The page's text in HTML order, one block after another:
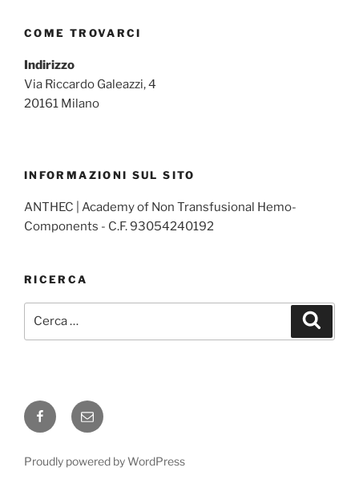
COME TROVARCI
Indirizzo
Via Riccardo Galeazzi, 4
20161 Milano
INFORMAZIONI SUL SITO
ANTHEC | Academy of Non Transfusional Hemo-
Components - C.F. 93054240192
RICERCA
FacebookEmail
Proudly powered by WordPress